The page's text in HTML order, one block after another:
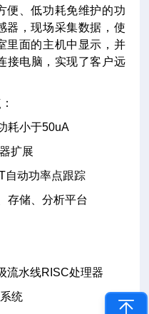
便、低功耗免维护的功
器，现场采集数据，使
里面的主机中显示，并
接电脑，实现了客户远
小于50uA
扩展
动功率点跟踪
储、分析平台
水线RISC处理器
统